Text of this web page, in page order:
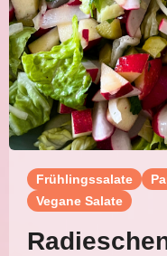
Frühlingssalate
Vegane Salate